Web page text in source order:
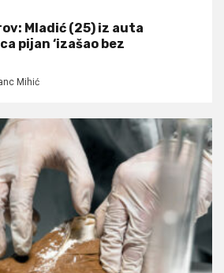
Mladić (25) iz auta
pijan ‘izašao bez
Mihić